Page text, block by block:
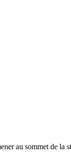
au sommet de la